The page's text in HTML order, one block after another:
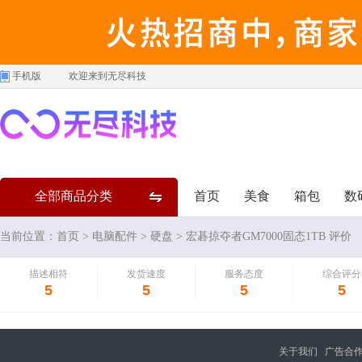
手机版 欢迎来到无尽科技
全部商品分类 首页 美食 箱包 数
当前位置： 首页 > 电脑配件 > 硬盘 > 宏碁掠夺者GM7000固态1TB 评价
描述相符
5
发货速度
5
服务态度
5
综合评分
5
关于我们 广告合